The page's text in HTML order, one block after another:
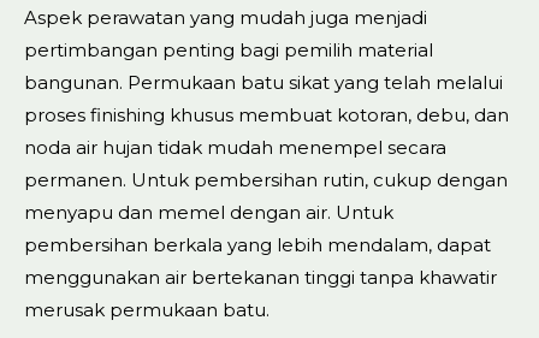
Aspek perawatan yang mudah juga menjadi
pertimbangan penting bagi pemilih material
bangunan. Permukaan batu sikat yang telah melalui
proses finishing khusus membuat kotoran, debu, dan
noda air hujan tidak mudah menempel secara
permanen. Untuk pembersihan rutin, cukup dengan
menyapu dan memel dengan air. Untuk
pembersihan berkala yang lebih mendalam, dapat
menggunakan air bertekanan tinggi tanpa khawatir
merusak permukaan batu.